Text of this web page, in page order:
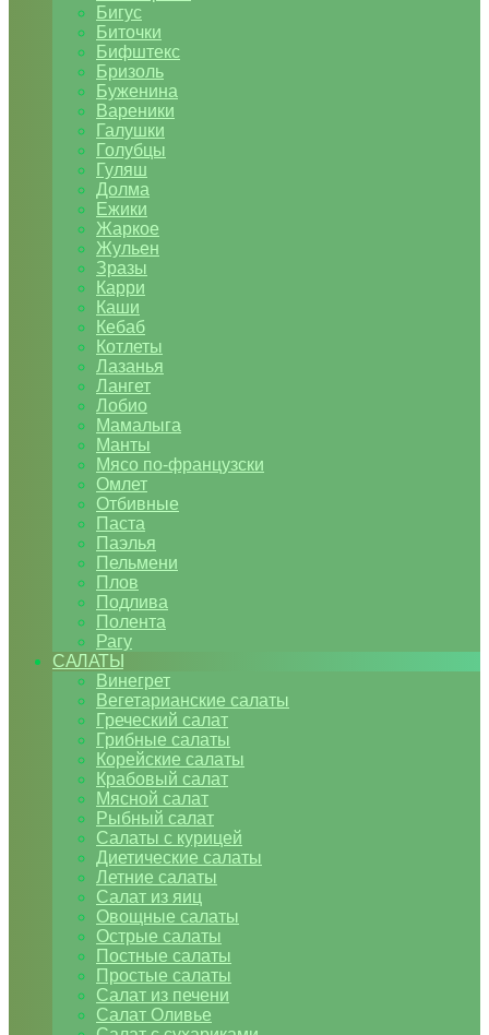
Бигус
Биточки
Бифштекс
Бризоль
Буженина
Вареники
Галушки
Голубцы
Гуляш
Долма
Ежики
Жаркое
Жульен
Зразы
Карри
Каши
Кебаб
Котлеты
Лазанья
Лангет
Лобио
Мамалыга
Манты
Мясо по-французски
Омлет
Отбивные
Паста
Паэлья
Пельмени
Плов
Подлива
Полента
Рагу
САЛАТЫ
Винегрет
Вегетарианские салаты
Греческий салат
Грибные салаты
Корейские салаты
Крабовый салат
Мясной салат
Рыбный салат
Салаты с курицей
Диетические салаты
Летние салаты
Салат из яиц
Овощные салаты
Острые салаты
Постные салаты
Простые салаты
Салат из печени
Салат Оливье